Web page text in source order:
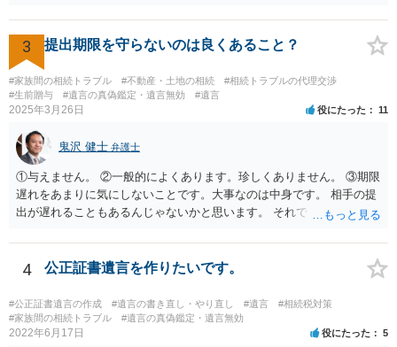
「廃除」は遺言でも可能です（民法８９３条）。 弁護士に具体的な事
情を話して相談して、「廃除」が可能か、実際に法律相談を受けるこ
とをお勧めします。
3 提出期限を守らないのは良くあること？
#家族間の相続トラブル #不動産・土地の相続
#相続トラブルの代理交渉
#生前贈与
#遺言の真偽鑑定・遺言無効 #遺言
2025年3月26日 役にたった 11
鬼沢 健士 弁護士
①与えません。 ②一般的によくあります。珍しくありません。 ③期限
遅れをあまりに気にしないことです。大事なのは中身です。 相手の提
出が遅れることもあるんじゃないかと思います。 それでもあなた有利
4 公正証書遺言を作りたいです。
#公正証書遺言の作成 #遺言の書き直し・やり直し #遺言
#相続税対策
#家族間の相続トラブル
#遺言の真偽鑑定・遺言無効
2022年6月17日 役にたった 5